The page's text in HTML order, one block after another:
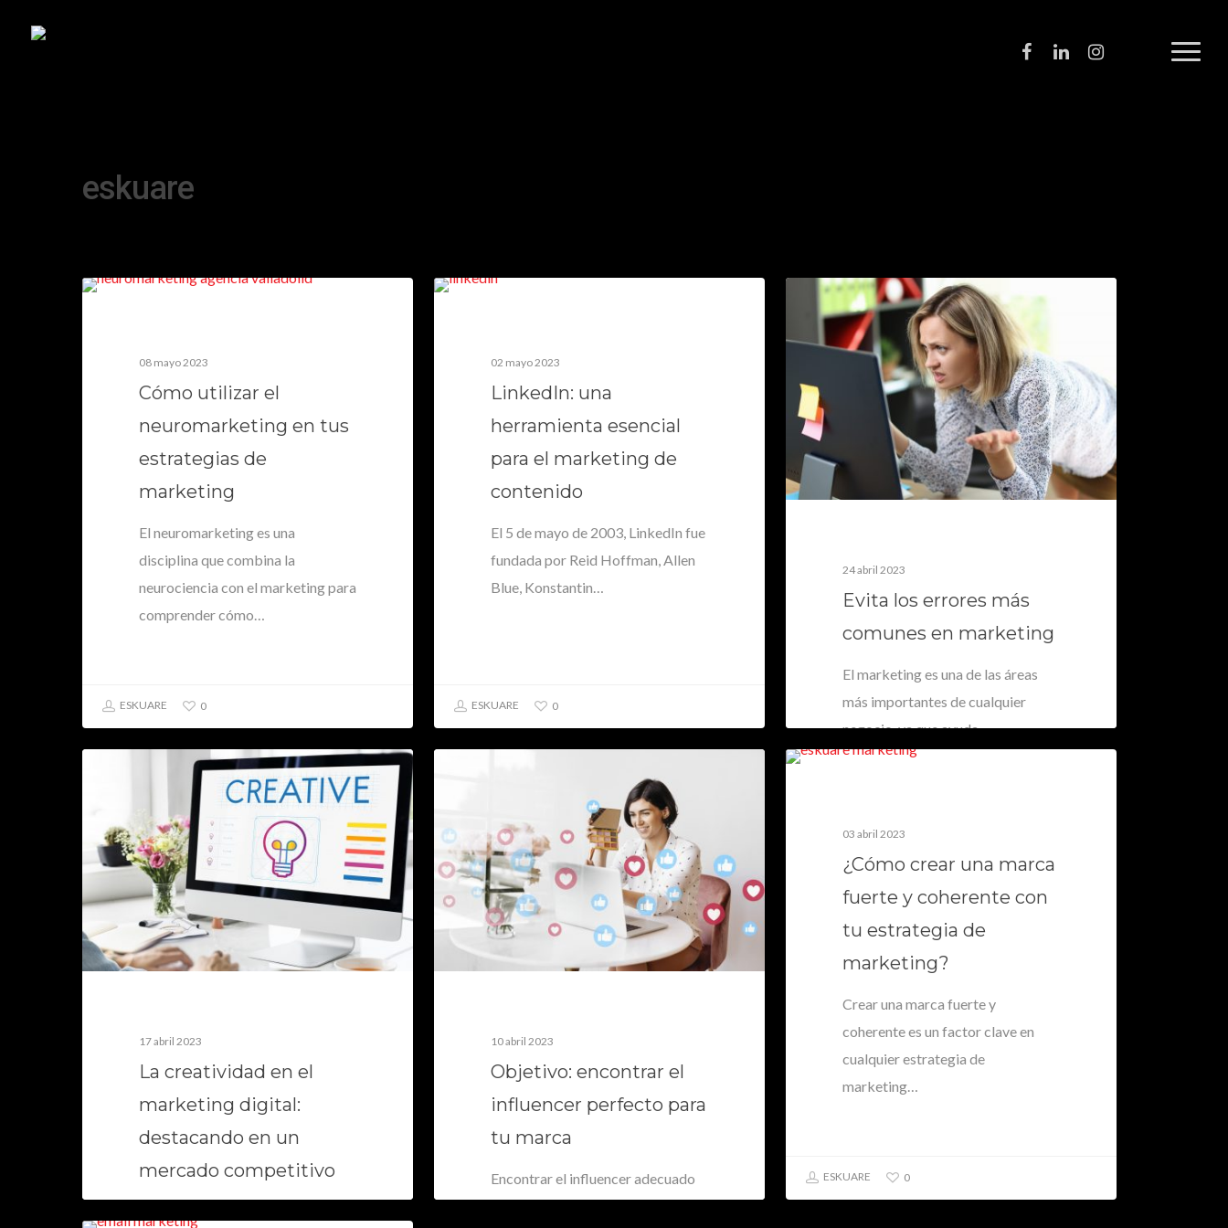
eskuare
08 mayo 2023
Cómo utilizar el
neuromarketing en tus
estrategias de
marketing
El neuromarketing es una
disciplina que combina la
neurociencia con el marketing para
comprender cómo…
ESKUARE 0
02 mayo 2023
LinkedIn: una
herramienta esencial
para el marketing de
contenido
El 5 de mayo de 2003, LinkedIn fue
fundada por Reid Hoffman, Allen
Blue, Konstantin…
ESKUARE 0
24 abril 2023
Evita los errores más
comunes en marketing
El marketing es una de las áreas
más importantes de cualquier
negocio, ya que ayuda…
17 abril 2023
La creatividad en el
marketing digital:
destacando en un
mercado competitivo
10 abril 2023
Objetivo: encontrar el
influencer perfecto para
tu marca
Encontrar el influencer adecuado
para tu marca puede parecer una
03 abril 2023
¿Cómo crear una marca
fuerte y coherente con
tu estrategia de
marketing?
Crear una marca fuerte y
coherente es un factor clave en
cualquier estrategia de
marketing…
ESKUARE 0